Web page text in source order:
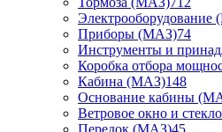
Приборы (МАЗ)74
Инструменты и
Коробка отбора
Кабина (МАЗ)148
Основание кабины
Ветровое окно и
Передок (МАЗ)45